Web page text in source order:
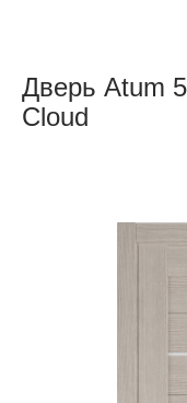
Дверь Atum
Cloud